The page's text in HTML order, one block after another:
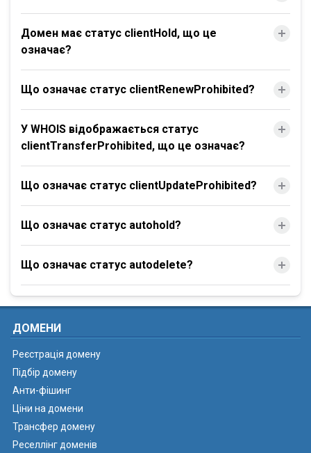
Домен має статус clientHold, що це
означає?
Що означає статус clientRenewProhibited?
У WHOIS відображається статус
clientTransferProhibited, що це означає?
Що означає статус clientUpdateProhibited?
Що означає статус autohold?
Що означає статус autodelete?
ДОМЕНИ
Реєстрація домену
Підбір домену
Анти-фішинг
Ціни на домени
Трансфер домену
Реселлінг доменів